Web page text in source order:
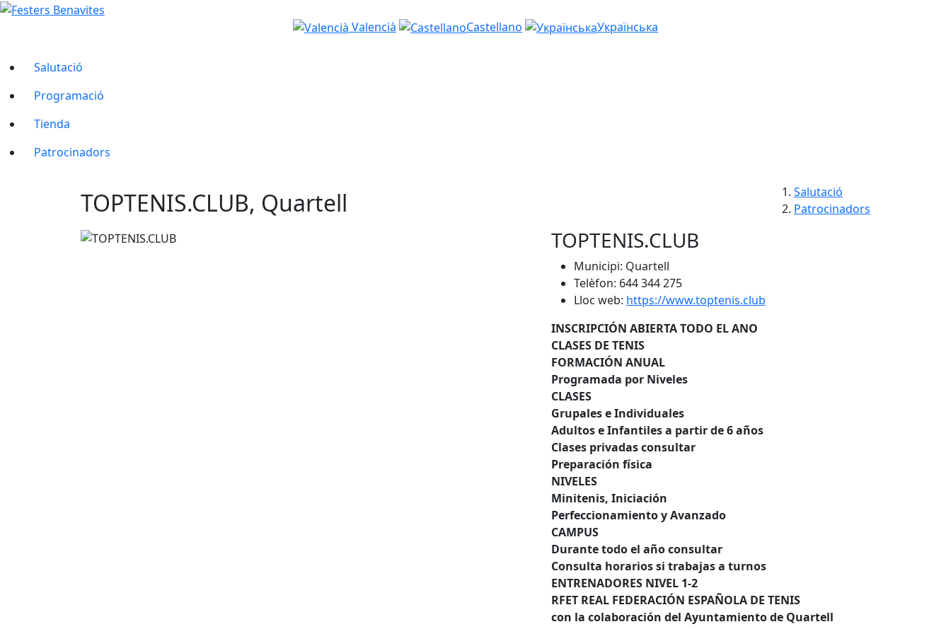
Valencià Castellano Українська
Salutació
Programació
Tienda
Patrocinadors
TOPTENIS.CLUB, Quartell
Salutació
Patrocinadors
TOPTENIS.CLUB
Municipi: Quartell
Telèfon: 644 344 275
Lloc web: https://www.toptenis.club
INSCRIPCIÓN ABIERTA TODO EL ANO
CLASES DE TENIS
FORMACIÓN ANUAL
Programada por Niveles
CLASES
Grupales e Individuales
Adultos e Infantiles a partir de 6 años
Clases privadas consultar
Preparación física
NIVELES
Minitenis, Iniciación
Perfeccionamiento y Avanzado
CAMPUS
Durante todo el año consultar
Consulta horarios si trabajas a turnos
ENTRENADORES NIVEL 1-2
RFET REAL FEDERACIÓN ESPAÑOLA DE TENIS
con la colaboración del Ayuntamiento de Quartell